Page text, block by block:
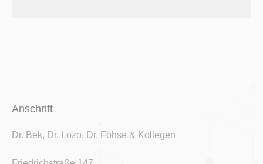
Anschrift
Dr. Bek, Dr. Lozo, Dr. Föhse & Kollegen